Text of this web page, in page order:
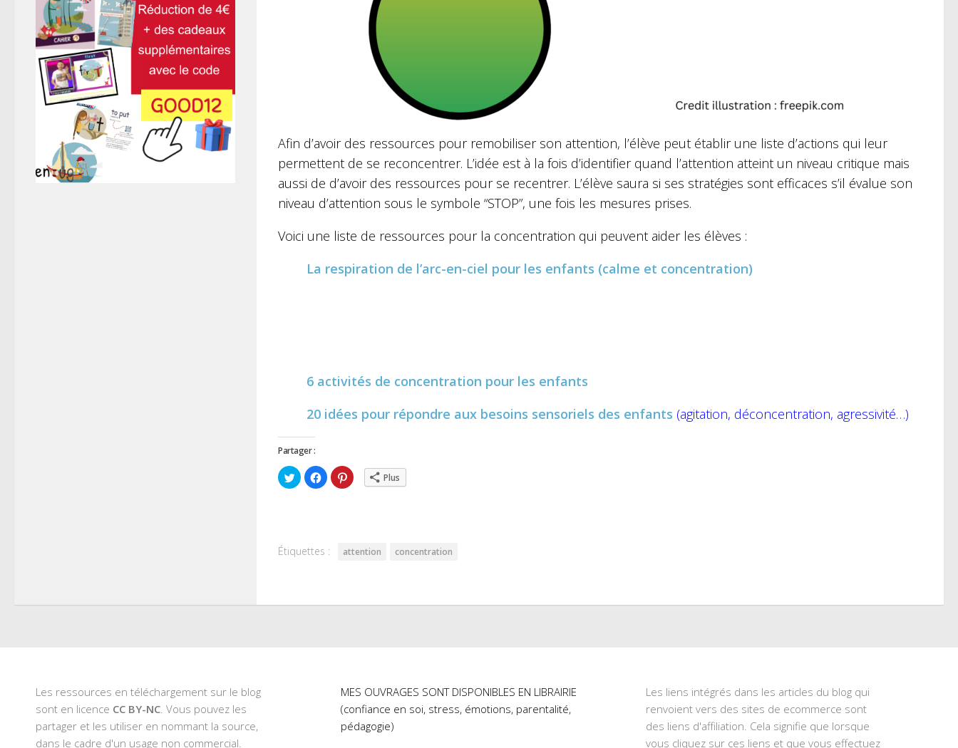
Afin d’avoir des ressources pour remobiliser son attention, l’élève peut établir une liste d’actions qui leur
permettent de se reconcentrer. L’idée est à la fois d’identifier quand l’attention atteint un niveau critique mais
aussi de d’avoir des ressources pour se recentrer. L’élève saura si ses stratégies sont efficaces s’il évalue son
niveau d’attention sous le symbole “STOP”, une fois les mesures prises.
Voici une liste de ressources pour la concentration qui peuvent aider les élèves :
La respiration de l’arc-en-ciel pour les enfants (calme et concentration)
6 activités de concentration pour les enfants
20 idées pour répondre aux besoins sensoriels des enfants (agitation, déconcentration, agressivité…)
Partager :
Cliquez
pour
partager
Cliquez
pour
partager
Cliquez
pour Plus
Étiquettes : attention concentration
Les ressources en téléchargement sur le blog
sont en licence CC BY-NC . Vous pouvez les
partager et les utiliser en nommant la source,
dans le cadre d'un usage non commercial.
MES OUVRAGES SONT DISPONIBLES EN LIBRAIRIE
(confiance en soi, stress, émotions, parentalité,
pédagogie)
Les liens intégrés dans les articles du blog qui
renvoient vers des sites de ecommerce sont
des liens d'affiliation. Cela signifie que lorsque
vous cliquez sur ces liens et que vous effectuez